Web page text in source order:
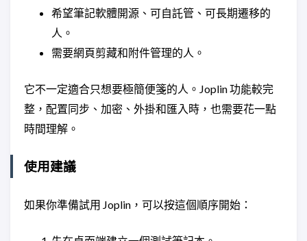
希望筆記軟體開源、可自託管、可長期遷移的
人。
需要網頁剪藏和附件管理的人。
它不一定適合只想要極簡便箋的人。Joplin 功能較完
整，配置同步、加密、外掛和匯入時，也需要花一點
時間理解。
使用建議
如果你準備試用 Joplin，可以按這個順序開始：